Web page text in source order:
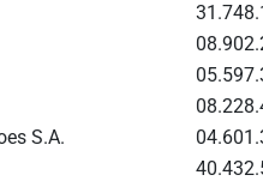
S.A.